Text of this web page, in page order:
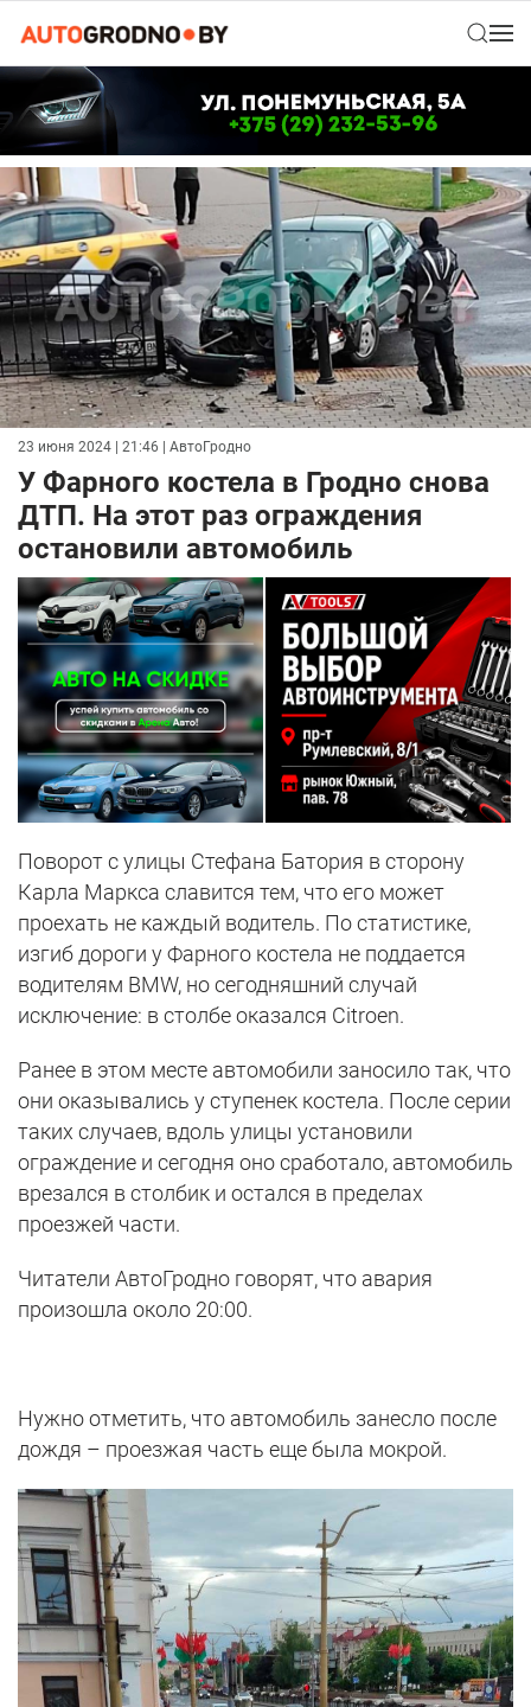
23 июня 2024 | 21:46 | АвтоГродно
У Фарного костела в Гродно снова
ДТП. На этот раз ограждения
остановили автомобиль
Поворот с улицы Стефана Батория в сторону
Карла Маркса славится тем, что его может
проехать не каждый водитель. По статистике,
изгиб дороги у Фарного костела не поддается
водителям BMW, но сегодняшний случай
исключение: в столбе оказался Citroen.
Ранее в этом месте автомобили заносило так, что
они оказывались у ступенек костела. После серии
таких случаев, вдоль улицы установили
ограждение и сегодня оно сработало, автомобиль
врезался в столбик и остался в пределах
проезжей части.
Читатели АвтоГродно говорят, что авария
произошла около 20:00.
Нужно отметить, что автомобиль занесло после
дождя – проезжая часть еще была мокрой.